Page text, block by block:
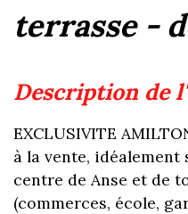
terrasse -
description de
EXCLUSIVITE
à la vente, idéalement
centre de Anse et de
(commerces, école,